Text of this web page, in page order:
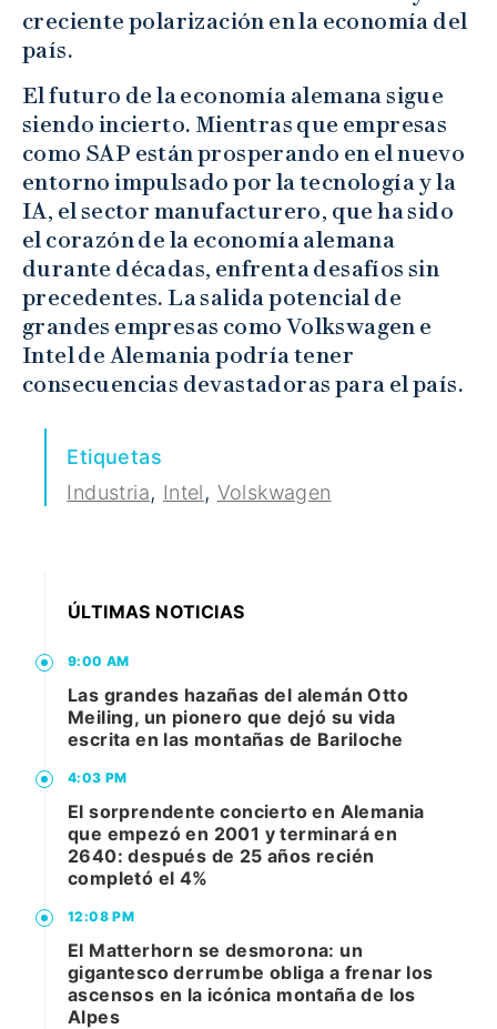
creciente polarización en la economía del
país.
El futuro de la economía alemana sigue
siendo incierto. Mientras que empresas
como SAP están prosperando en el nuevo
entorno impulsado por la tecnología y la
IA, el sector manufacturero, que ha sido
el corazón de la economía alemana
durante décadas, enfrenta desafíos sin
precedentes. La salida potencial de
grandes empresas como Volkswagen e
Intel de Alemania podría tener
consecuencias devastadoras para el país.
Etiquetas
Industria, Intel, Volskwagen
ÚLTIMAS NOTICIAS
9:00 AM
Las grandes hazañas del alemán Otto
Meiling, un pionero que dejó su vida
escrita en las montañas de Bariloche
4:03 PM
El sorprendente concierto en Alemania
que empezó en 2001 y terminará en
2640: después de 25 años recién
completó el 4%
12:08 PM
El Matterhorn se desmorona: un
gigantesco derrumbe obliga a frenar los
ascensos en la icónica montaña de los
Alpes